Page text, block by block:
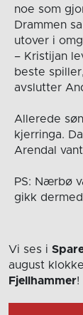
noe som
Drammen
utover i
– Kristijan
beste
avslutter
Allerede
kjerringa.
Arendal
PS: Nærbø
gikk
Vi ses i
august
Fjellhammer!